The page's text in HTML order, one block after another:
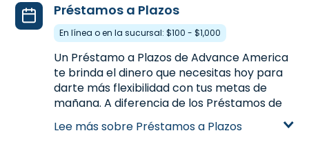
Pago hasta $500, o llamanos
6162para averiguar la cantidad de dinero
que podrías precalificar antes de venir a la
sucursal.
Aprende más sobre Préstamos de Día de
Pago
Préstamos a Plazos
En línea o en la sucursal: $100 - $1,000
Un Préstamo a Plazos de Advance America
te brinda el dinero que necesitas hoy para
darte más flexibilidad con tus metas de
mañana. A diferencia de los Préstamos de
Día de Pago, un Préstamo a Plazos te
proporcionan más dinero con la habilidad
Lee más sobre Préstamos a Plazos